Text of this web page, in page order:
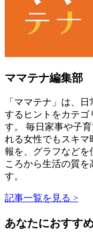
ママテナ編集部
「ママテナ」は、
するヒントをカテゴ
す。 毎日家事や子
れる女性でもスキマ
報を、グラフなど
ころから生活の質を
す。
記事一覧を見る >
あなたにおすす